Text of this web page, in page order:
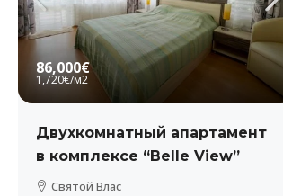
86,000€
1,720€/м2
Двухкомнатный апартамент
в комплексе “Belle View”
Святой Влас